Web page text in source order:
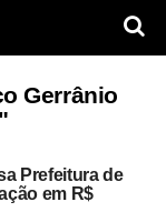
Gerrânio
Prefeitura de
em R$